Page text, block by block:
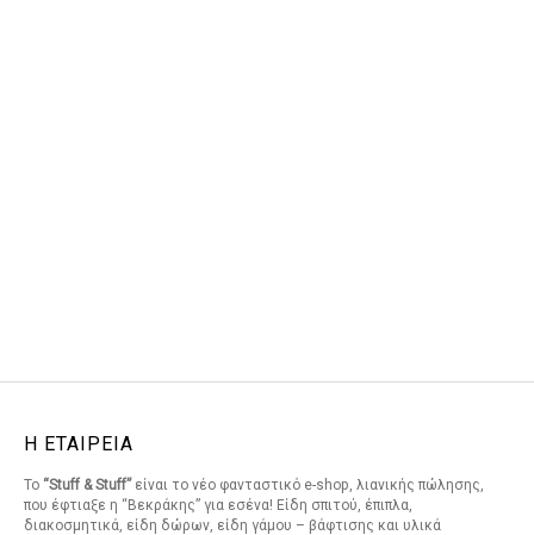
Η ΕΤΑΙΡΕΙΑ
Το “Stuff & Stuff”είναι το νέο φανταστικό e-shop, λιανικής πώλησης,
που έφτιαξε η “Βεκράκης” για εσένα! Είδη σπιτού, έπιπλα,
διακοσμητικά, είδη δώρων, είδη γάμου – βάφτισης και υλικά